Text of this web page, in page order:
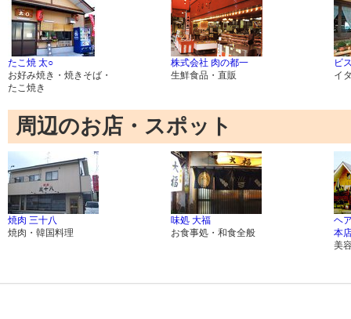
たこ焼 太○
お好み焼き・焼きそば・
たこ焼き
株式会社 肉の都一
生鮮食品・直販
ビ
イ
周辺のお店・スポット
焼肉 三十八
焼肉・韓国料理
味処 大福
お食事処・和食全般
ヘ
本
美